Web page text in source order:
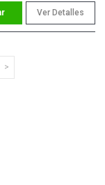
Ver Detalles